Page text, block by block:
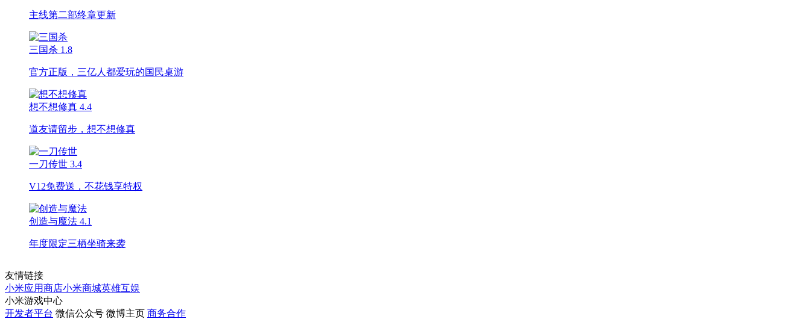
主线第二部终章更新
三国杀 1.8
官方正版，三亿人都爱玩的国民桌游
想不想修真 4.4
道友请留步，想不想修真
一刀传世 3.4
V12免费送，不花钱享特权
创造与魔法 4.1
年度限定三栖坐骑来袭
友情链接
小米应用商店小米商城英雄互娱
小米游戏中心
开发者平台 微信公众号 微博主页 商务合作